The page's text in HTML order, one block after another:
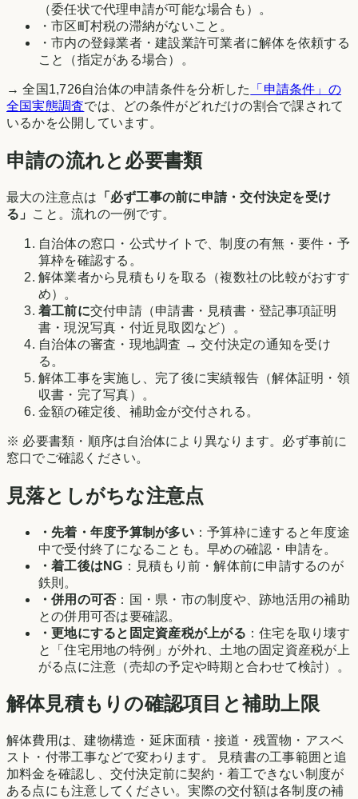
（委任状で代理申請が可能な場合も）。
・市区町村税の滞納がないこと。
・市内の登録業者・建設業許可業者に解体を依頼する
こと（指定がある場合）。
→ 全国 1,726自治体の申請条件を分析した
「申請条件」の
全国実態調査では、どの条件がどれだけの割合で課されて
いるかを公開しています。
申請の流れと必要書類
最大の注意点は 「必ず工事の前に申請・交付決定を受け
る」 こと。流れの一例です。
自治体の窓口・公式サイトで、制度の有無・要件・予
算枠を確認する。
解体業者から見積もりを取る（複数社の比較がおすす
め）。
着工前に交付申請（申請書・見積書・登記事項証明
書・現況写真・付近見取図など）。
自治体の審査・現地調査 → 交付決定の通知を受け
る。
解体工事を実施し、完了後に実績報告（解体証明・領
収書・完了写真）。
金額の確定後、補助金が交付される。
※ 必要書類・順序は自治体により異なります。必ず事前に
窓口でご確認ください。
見落としがちな注意点
・先着・年度予算制が多い：予算枠に達すると年度途
中で受付終了になることも。早めの確認・申請を。
・着工後はNG ：見積もり前・解体前に申請するのが
鉄則。
・併用の可否：国・県・市の制度や、跡地活用の補助
との併用可否は要確認。
・更地にすると固定資産税が上がる ：住宅を取り壊す
と「住宅用地の特例」が外れ、土地の固定資産税が上
がる点に注意（売却の予定や時期と合わせて検討）。
解体見積もりの確認項目と補助上限
解体費用は、建物構造・延床面積・接道・残置物・アスベ
スト・付帯工事などで変わります。 見積書の工事範囲と追
加料金を確認し、交付決定前に契約・着工できない制度が
ある点にも注意してください。実際の交付額は各制度の補